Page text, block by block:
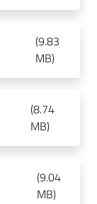
(9.83
MB)
(8.74
MB)
(9.04
MB)